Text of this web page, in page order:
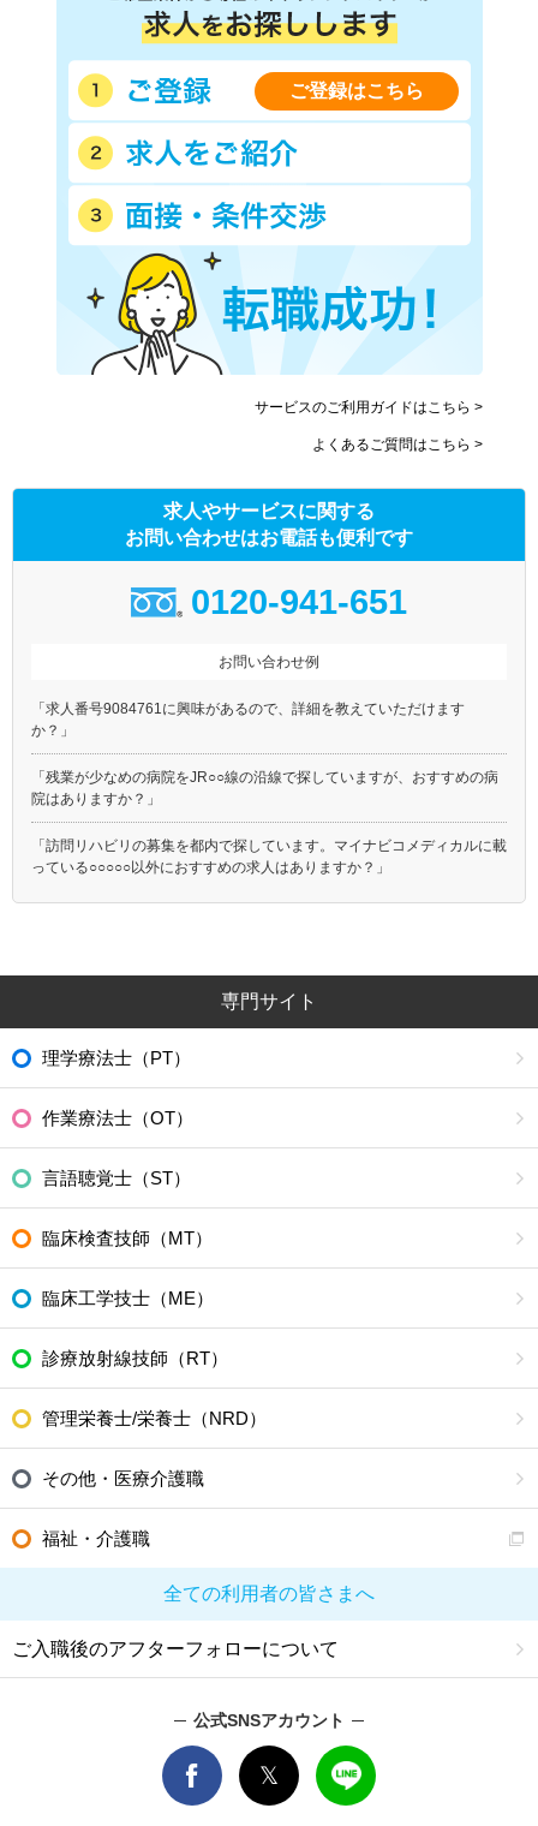
ご登録はこちら
サービスのご利用ガイドはこちら >
よくあるご質問はこちら >
求人やサービスに関する
お問い合わせはお電話も便利です
0120-941-651
お問い合わせ例
「求人番号9084761に興味があるので、詳細を教えていただけます
か？」
「残業が少なめの病院をJR○○線の沿線で探していますが、おすすめの病
院はありますか？」
「訪問リハビリの募集を都内で探しています。マイナビコメディカルに載
っている○○○○○以外におすすめの求人はありますか？」
専門サイト
理学療法士（PT）
作業療法士（OT）
言語聴覚士（ST）
臨床検査技師（MT）
臨床工学技士（ME）
診療放射線技師（RT）
管理栄養士/栄養士（NRD）
その他・医療介護職
福祉・介護職
全ての利用者の皆さまへ
ご入職後のアフターフォローについて
公式SNSアカウント